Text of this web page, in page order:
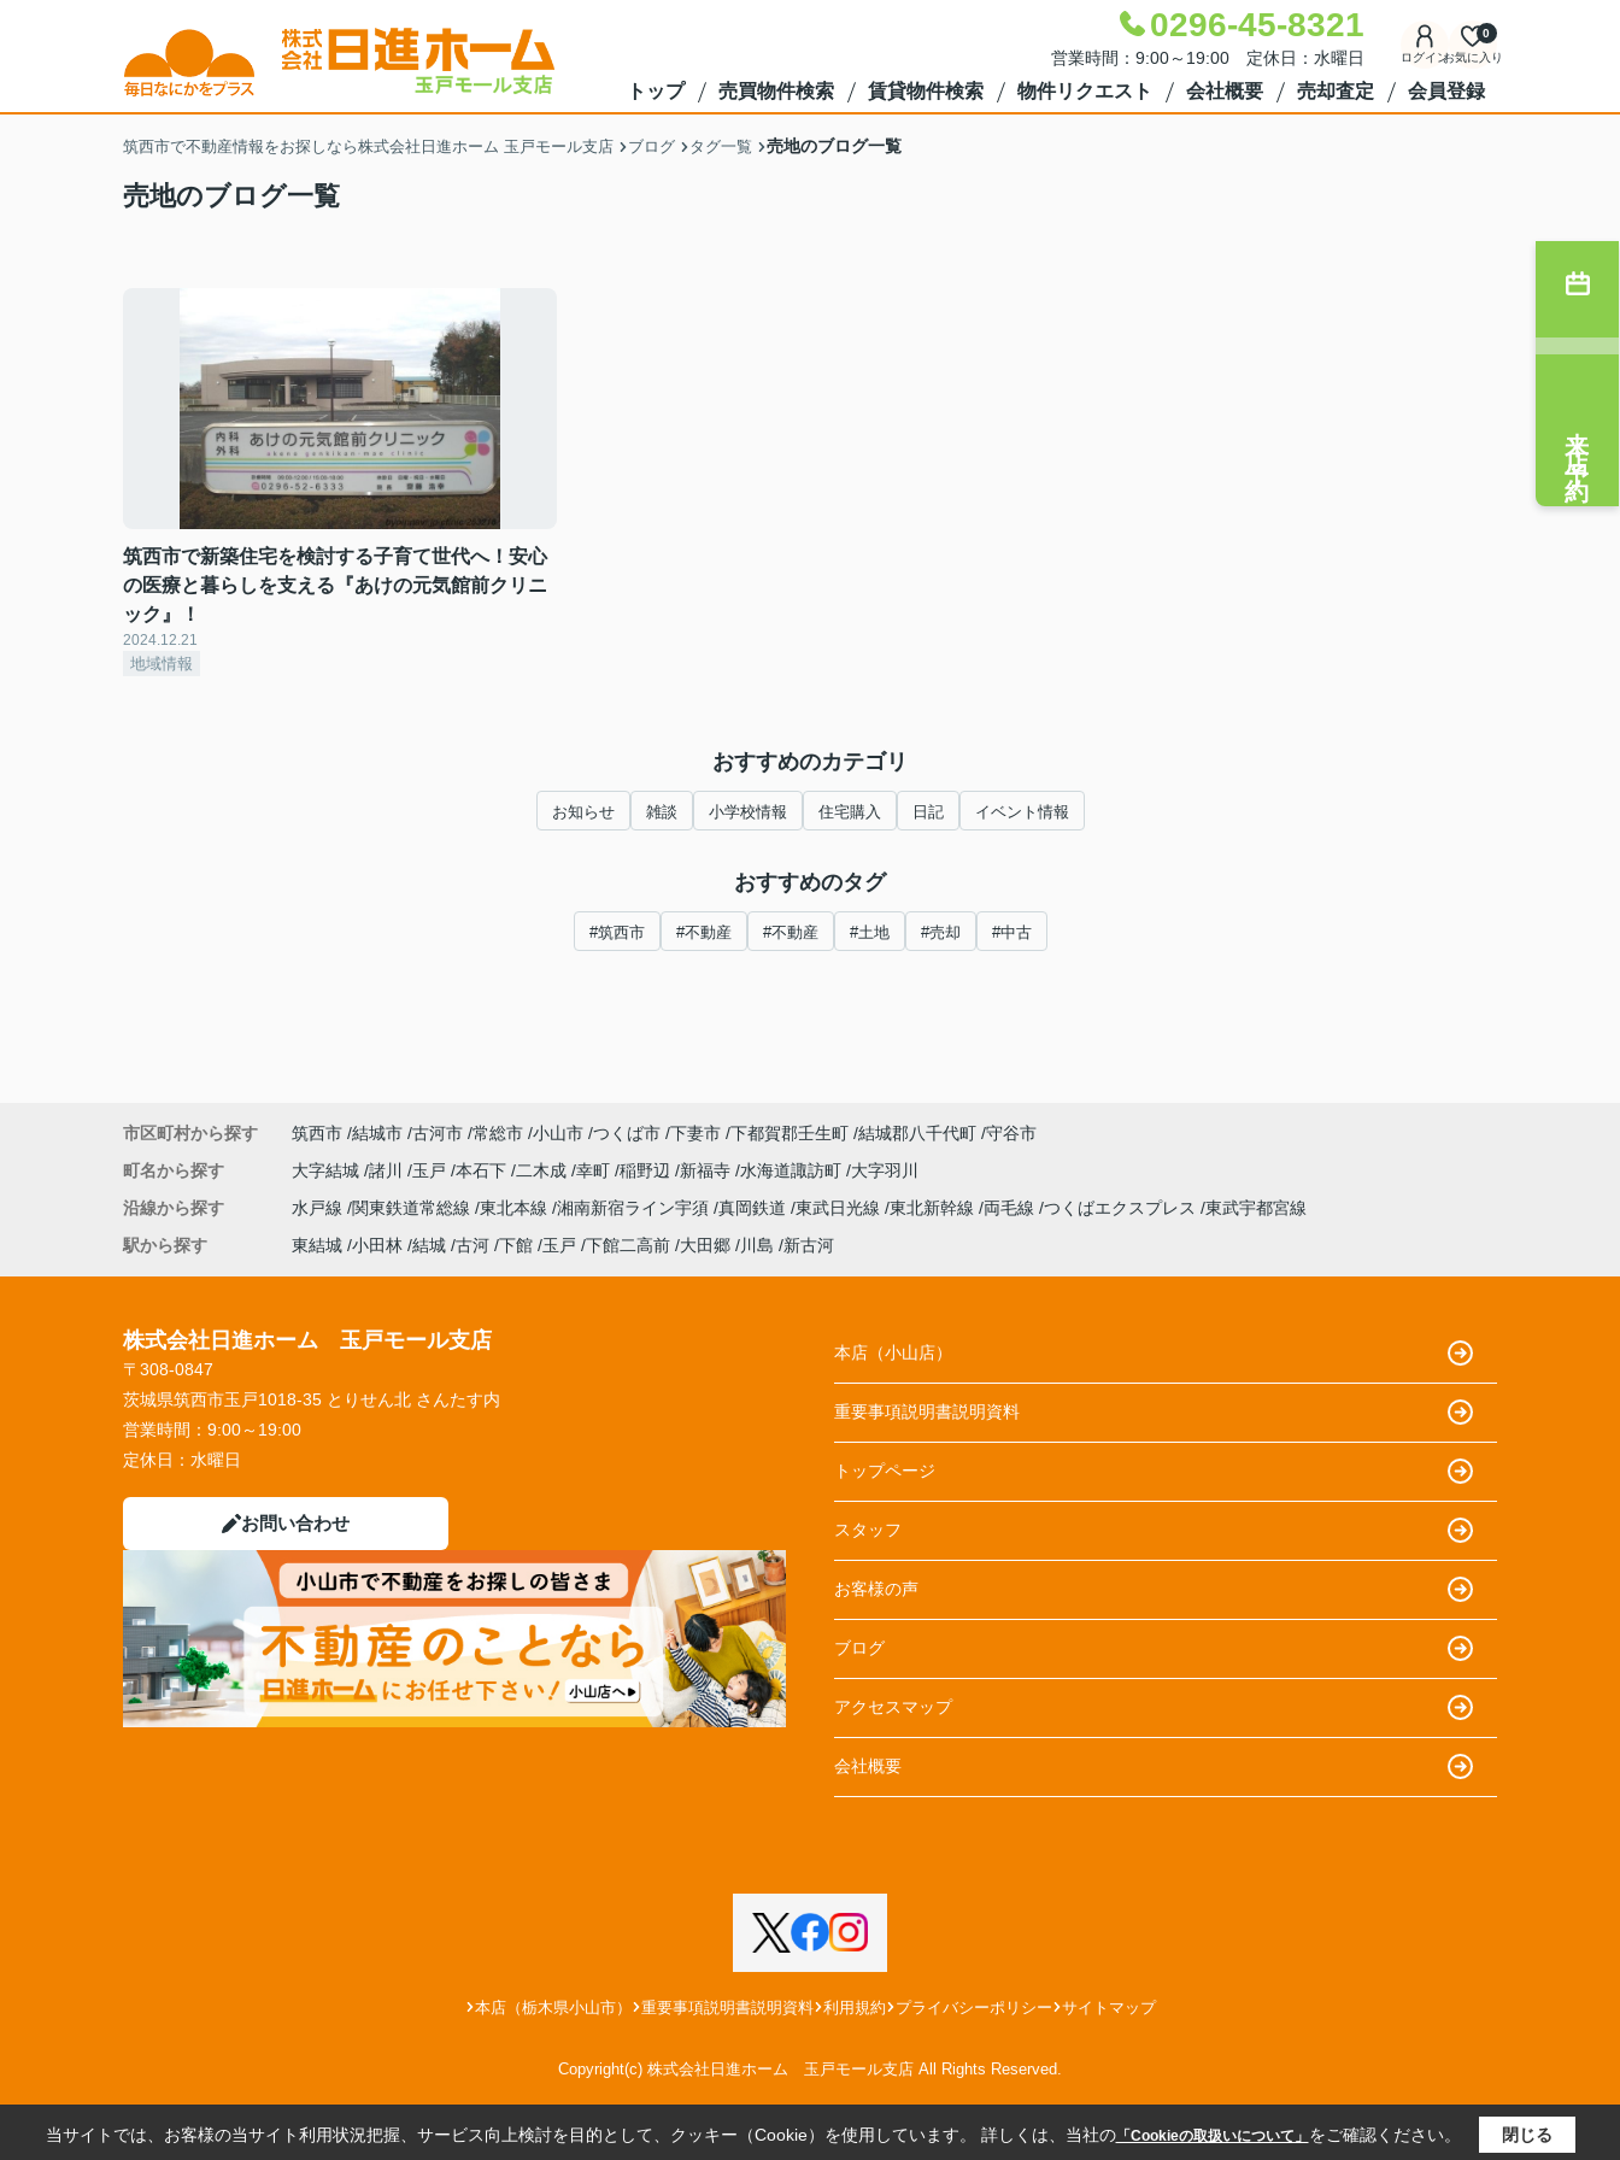
0296-45-8321
営業時間：9:00～19:00 定休日：水曜日 ログインお気に入り
0
トップ 売買物件検索 賃貸物件検索 物件リクエスト 会社概要 売却査定 会員登録
筑西市で不動産情報をお探しなら株式会社日進ホーム 玉戸モール支店 ブログ タグ一覧 売地のブログ一覧
売地のブログ一覧
筑西市で新築住宅を検討する子育て世代へ！安心
の医療と暮らしを支える『あけの元気館前クリニ
ック』！
2024.12.21
地域情報
おすすめのカテゴリ
お知らせ 雑談 小学校情報 住宅購入 日記 イベント情報
おすすめのタグ
#筑西市 #不動産 #不動産 #土地 #売却 #中古
来店予約
市区町村から探す 筑西市 結城市 古河市 常総市 小山市 つくば市 下妻市 下都賀郡壬生町 結城郡八千代町 守谷市
町名から探す
大字結城 諸川 玉戸 本石下 二木成 幸町 稲野辺 新福寺 水海道諏訪町 大字羽川
沿線から探す
水戸線 関東鉄道常総線 東北本線 湘南新宿ライン宇須 真岡鉄道 東武日光線 東北新幹線 両毛線 つくばエクスプレス
東武宇都宮線
駅から探す
東結城 小田林 結城 古河 下館 玉戸 下館二高前 大田郷 川島 新古河
株式会社日進ホーム 玉戸モール支店
〒308-0847
茨城県筑西市玉戸1018-35 とりせん北 さんたす内
営業時間： 9:00～19:00
定休日： 水曜日
お問い合わせ
本店（小山店）
重要事項説明書説明資料
トップページ
スタッフ
お客様の声
ブログ
アクセスマップ
会社概要
本店（栃木県小山市） 重要事項説明書説明資料 利用規約 プライバシーポリシー サイトマップ
Copyright(c) 株式会社日進ホーム 玉戸モール支店 All Rights Reserved.
当サイトでは、お客様の当サイト利用状況把握、サービス向上検討を目的として、クッキー（Cookie）を使用しています。 詳しくは、当社の「Cookieの取扱いについて」 をご確認ください。 閉じる